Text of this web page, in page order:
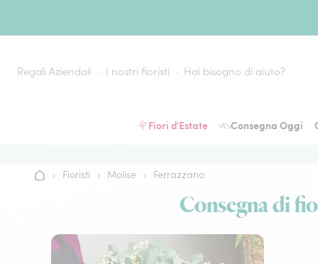
Regali Aziendali I nostri fioristi Hai bisogno di aiuto?
Fiori d'Estate Consegna Oggi
Home› Fioristi › Molise › Ferrazzano
Consegna di